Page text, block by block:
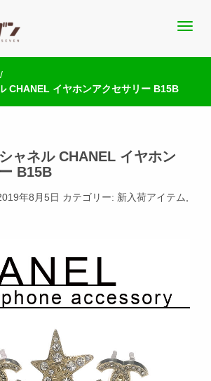
ラタセブン 公式BLOG
記をお届けします。
/
CHANEL イヤホンアクセサリー B15B
ャネル CHANEL イヤホン
B15B
年8月5日 カテゴリー: 新入荷アイテム